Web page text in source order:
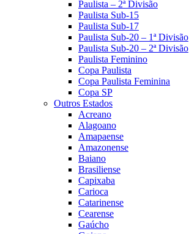
Paulista – 2ª Divisão
Paulista Sub-15
Paulista Sub-17
Paulista Sub-20 – 1ª Divisão
Paulista Sub-20 – 2ª Divisão
Paulista Feminino
Copa Paulista
Copa Paulista Feminina
Copa SP
Outros Estados
Acreano
Alagoano
Amapaense
Amazonense
Baiano
Brasiliense
Capixaba
Carioca
Catarinense
Cearense
Gaúcho